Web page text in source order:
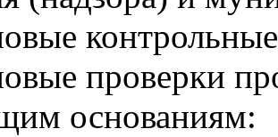
проверки
основаниям: